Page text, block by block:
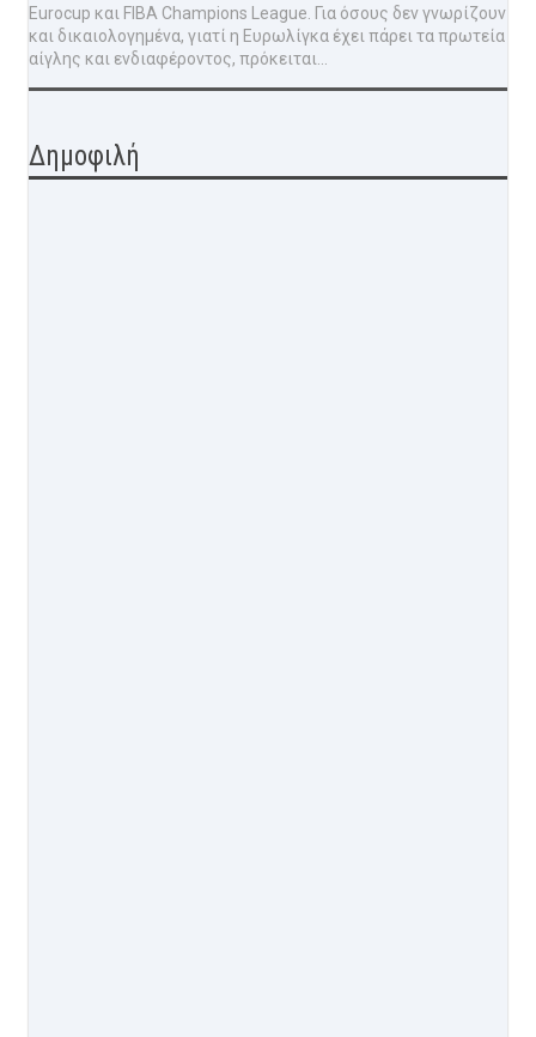
Eurocup και FIBA Champions League. Για όσους δεν γνωρίζουν
και δικαιολογημένα, γιατί η Ευρωλίγκα έχει πάρει τα πρωτεία
αίγλης και ενδιαφέροντος, πρόκειται...
Δημοφιλή